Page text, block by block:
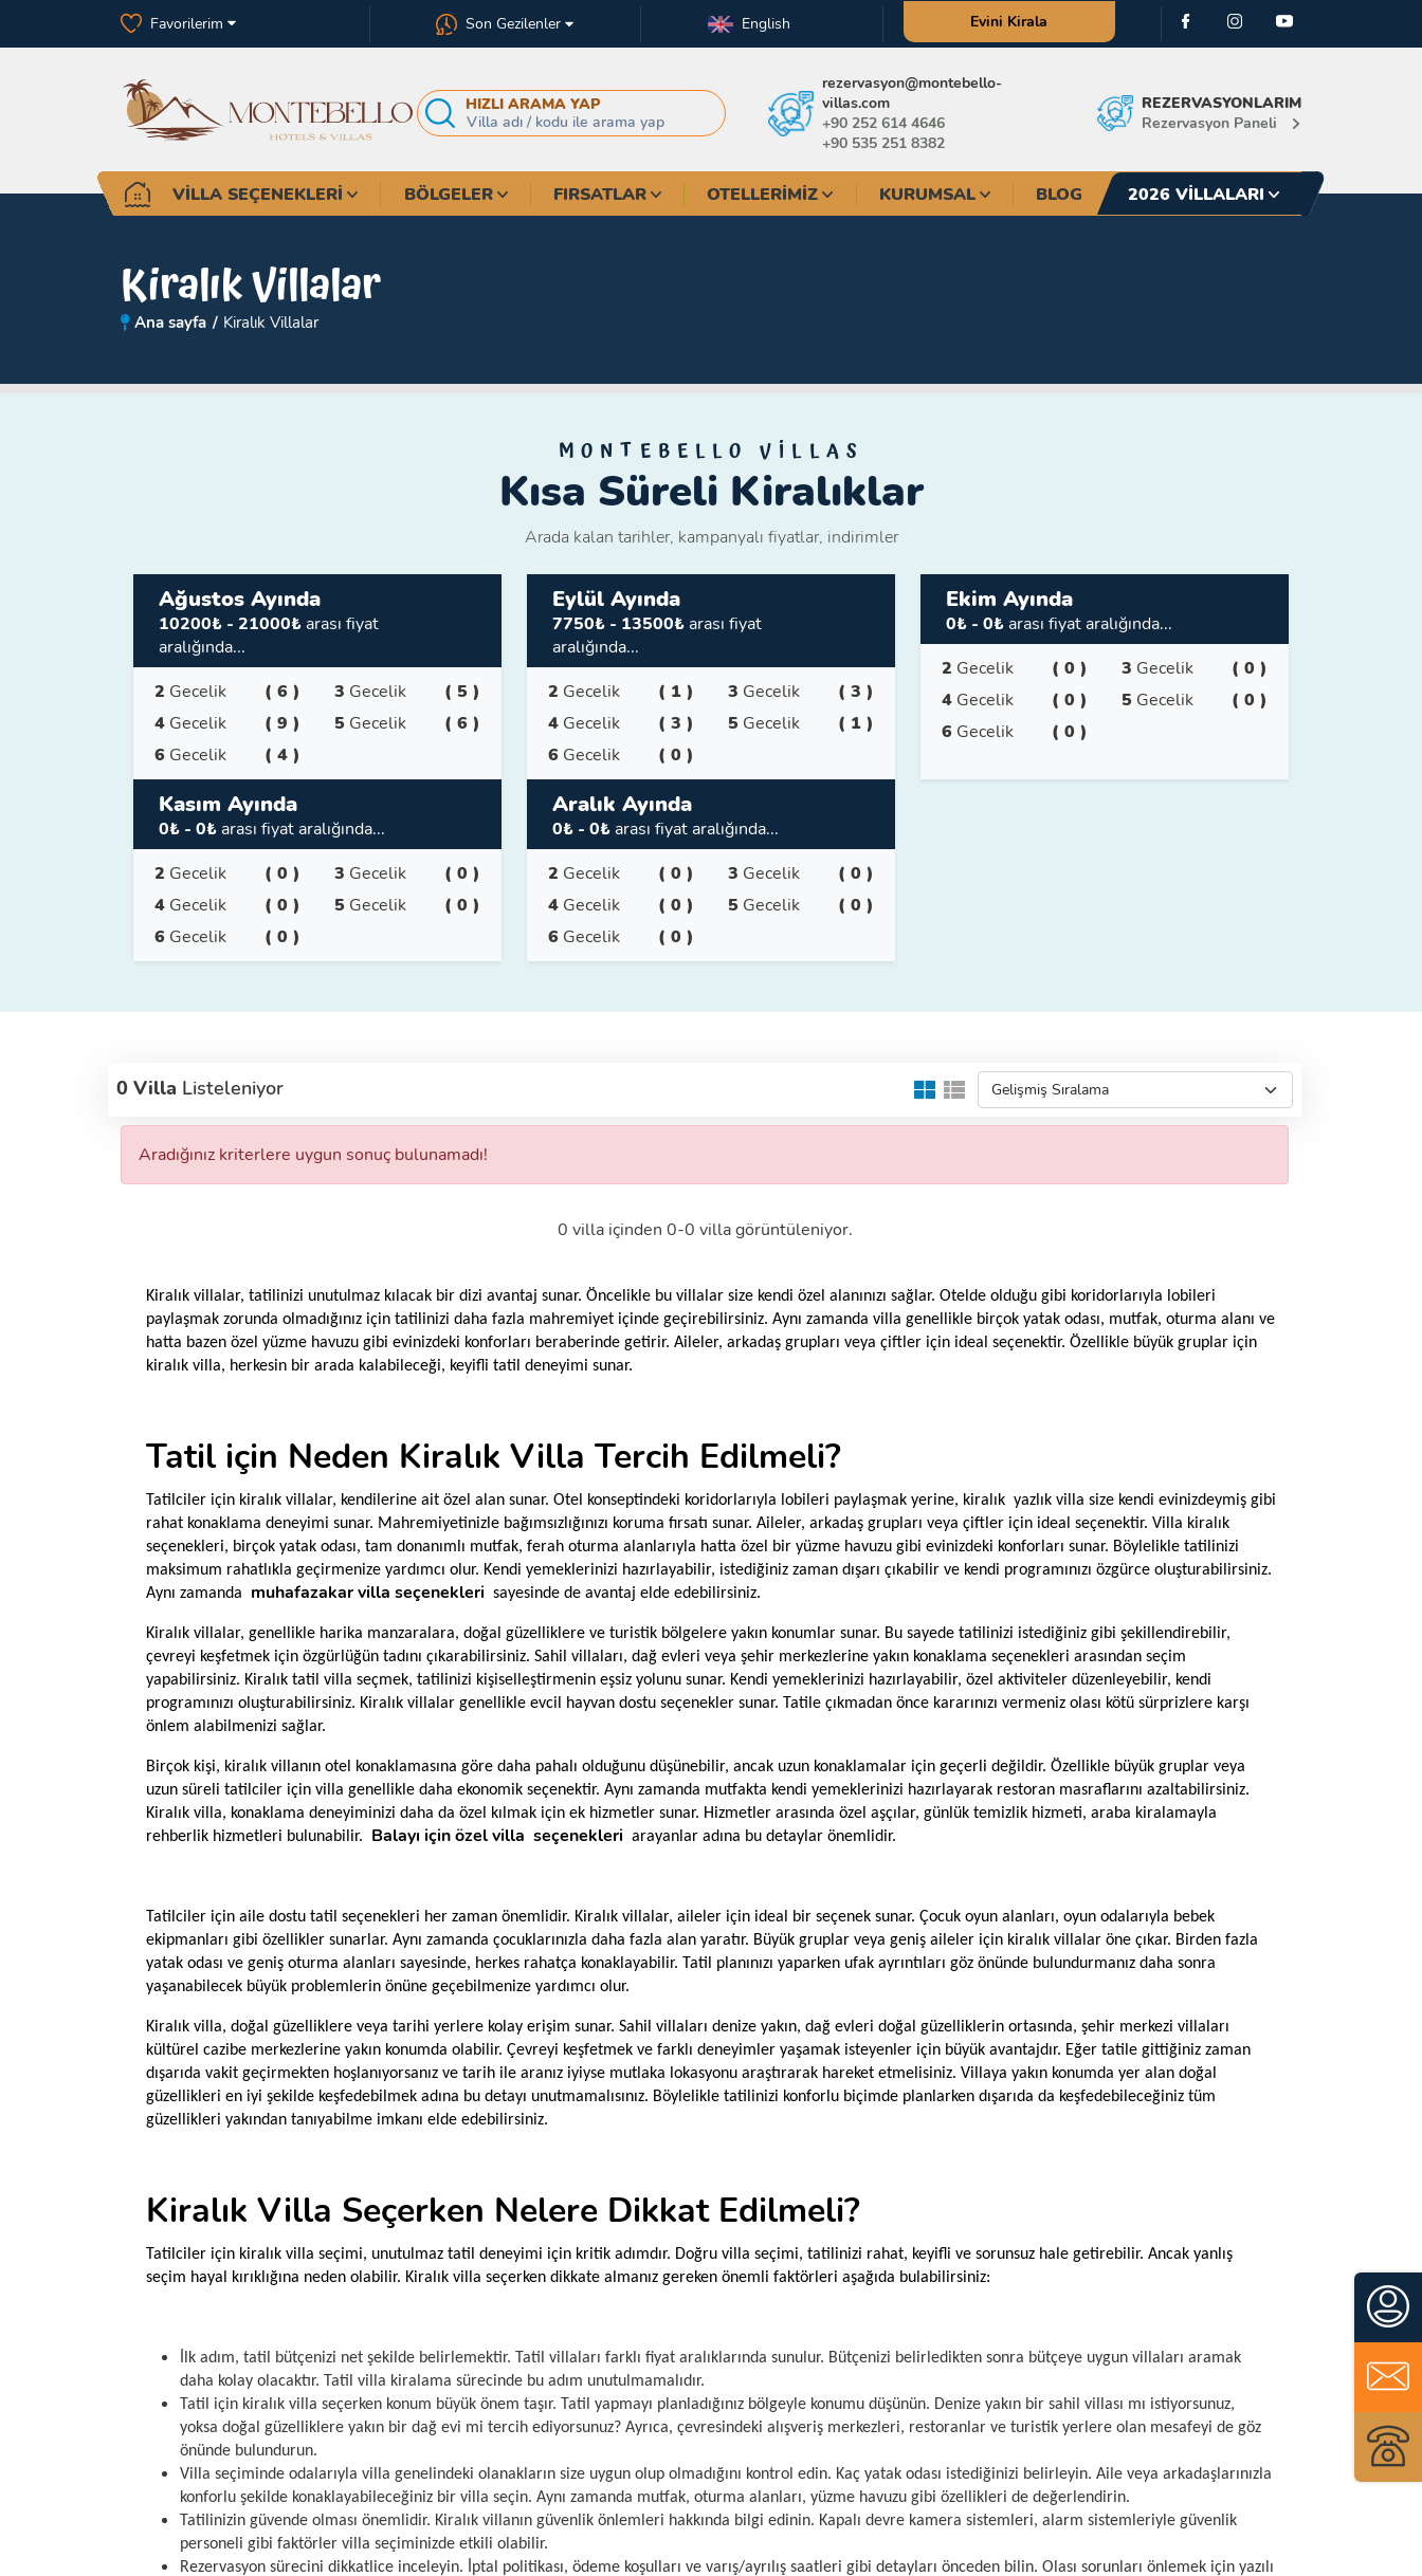
Favorilerim Son Gezilenler English Evini Kirala
HIZLI ARAMA YAP
rezervasyon@montebello-
villas.com
+90 252 614 4646
+90 535 251 8382
REZERVASYONLARIM
Rezervasyon Paneli
VILLA SEÇENEKLERI BÖLGELER FIRSATLAR OTELLERIMIZ KURUMSAL BLOG 2026 VILLALARI
Kiralık Villalar
Ana sayfa Kiralık Villalar
MONTEBELLO VİLLAS
Kısa Süreli Kiralıklar
Arada kalan tarihler, kampanyalı fiyatlar, indirimler
Ağustos Ayında
10200₺ - 21000₺arası fiyat
aralığında...
2 Gecelik ( 6 ) 3 Gecelik
( 5 )
4 Gecelik ( 9 ) 5 Gecelik
( 6 )
6 Gecelik ( 4 )
Eylül Ayında
7750₺ - 13500₺arası fiyat
aralığında...
2 Gecelik ( 1 ) 3 Gecelik
( 3 )
4 Gecelik ( 3 ) 5 Gecelik
( 1 )
6 Gecelik ( 0 )
Ekim Ayında
0₺ - 0₺arası fiyat aralığında...
2 Gecelik ( 0 ) 3 Gecelik
( 0 )
4 Gecelik ( 0 ) 5 Gecelik
( 0 )
6 Gecelik ( 0 )
Kasım Ayında
0₺ - 0₺arası fiyat aralığında...
2 Gecelik ( 0 ) 3 Gecelik
( 0 )
4 Gecelik ( 0 ) 5 Gecelik
( 0 )
6 Gecelik ( 0 )
Aralık Ayında
0₺ - 0₺arası fiyat aralığında...
2 Gecelik ( 0 ) 3 Gecelik
( 0 )
4 Gecelik ( 0 ) 5 Gecelik
( 0 )
6 Gecelik ( 0 )
0 Villa Listeleniyor
Aradığınız kriterlere uygun sonuç bulunamadı!
0 villa içinden 0-0 villa görüntüleniyor.
Kiralık villalar, tatilinizi unutulmaz kılacak bir dizi avantaj sunar. Öncelikle bu villalar size kendi özel alanınızı sağlar. Otelde olduğu gibi koridorlarıyla lobileri
paylaşmak zorunda olmadığınız için tatilinizi daha fazla mahremiyet içinde geçirebilirsiniz. Aynı zamanda villa genellikle birçok yatak odası, mutfak, oturma alanı ve
hatta bazen özel yüzme havuzu gibi evinizdeki konforları beraberinde getirir. Aileler, arkadaş grupları veya çiftler için ideal seçenektir. Özellikle büyük gruplar için
kiralık villa, herkesin bir arada kalabileceği, keyifli tatil deneyimi sunar.
Tatil için Neden Kiralık Villa Tercih Edilmeli?
Tatilciler için kiralık villalar, kendilerine ait özel alan sunar. Otel konseptindeki koridorlarıyla lobileri paylaşmak yerine, kiralık yazlık villa size kendi evinizdeymiş gibi
rahat konaklama deneyimi sunar. Mahremiyetinizle bağımsızlığınızı koruma fırsatı sunar. Aileler, arkadaş grupları veya çiftler için ideal seçenektir. Villa kiralık
seçenekleri, birçok yatak odası, tam donanımlı mutfak, ferah oturma alanlarıyla hatta özel bir yüzme havuzu gibi evinizdeki konforları sunar. Böylelikle tatilinizi
maksimum rahatlıkla geçirmenize yardımcı olur. Kendi yemeklerinizi hazırlayabilir, istediğiniz zaman dışarı çıkabilir ve kendi programınızı özgürce oluşturabilirsiniz.
Aynı zamanda muhafazakar villa seçenekleri sayesinde de avantaj elde edebilirsiniz.
Kiralık villalar, genellikle harika manzaralara, doğal güzelliklere ve turistik bölgelere yakın konumlar sunar. Bu sayede tatilinizi istediğiniz gibi şekillendirebilir,
çevreyi keşfetmek için özgürlüğün tadını çıkarabilirsiniz. Sahil villaları, dağ evleri veya şehir merkezlerine yakın konaklama seçenekleri arasından seçim
yapabilirsiniz. Kiralık tatil villa seçmek, tatilinizi kişiselleştirmenin eşsiz yolunu sunar. Kendi yemeklerinizi hazırlayabilir, özel aktiviteler düzenleyebilir, kendi
programınızı oluşturabilirsiniz. Kiralık villalar genellikle evcil hayvan dostu seçenekler sunar. Tatile çıkmadan önce kararınızı vermeniz olası kötü sürprizlere karşı
önlem alabilmenizi sağlar.
Birçok kişi, kiralık villanın otel konaklamasına göre daha pahalı olduğunu düşünebilir, ancak uzun konaklamalar için geçerli değildir. Özellikle büyük gruplar veya
uzun süreli tatilciler için villa genellikle daha ekonomik seçenektir. Aynı zamanda mutfakta kendi yemeklerinizi hazırlayarak restoran masraflarını azaltabilirsiniz.
Kiralık villa, konaklama deneyiminizi daha da özel kılmak için ek hizmetler sunar. Hizmetler arasında özel aşçılar, günlük temizlik hizmeti, araba kiralamayla
rehberlik hizmetleri bulunabilir. Balayı için özel villa seçenekleri arayanlar adına bu detaylar önemlidir.
Tatilciler için aile dostu tatil seçenekleri her zaman önemlidir. Kiralık villalar, aileler için ideal bir seçenek sunar. Çocuk oyun alanları, oyun odalarıyla bebek
ekipmanları gibi özellikler sunarlar. Aynı zamanda çocuklarınızla daha fazla alan yaratır. Büyük gruplar veya geniş aileler için kiralık villalar öne çıkar. Birden fazla
yatak odası ve geniş oturma alanları sayesinde, herkes rahatça konaklayabilir. Tatil planınızı yaparken ufak ayrıntıları göz önünde bulundurmanız daha sonra
yaşanabilecek büyük problemlerin önüne geçebilmenize yardımcı olur.
Kiralık villa, doğal güzelliklere veya tarihi yerlere kolay erişim sunar. Sahil villaları denize yakın, dağ evleri doğal güzelliklerin ortasında, şehir merkezi villaları
kültürel cazibe merkezlerine yakın konumda olabilir. Çevreyi keşfetmek ve farklı deneyimler yaşamak isteyenler için büyük avantajdır. Eğer tatile gittiğiniz zaman
dışarıda vakit geçirmekten hoşlanıyorsanız ve tarih ile aranız iyiyse mutlaka lokasyonu araştırarak hareket etmelisiniz. Villaya yakın konumda yer alan doğal
güzellikleri en iyi şekilde keşfedebilmek adına bu detayı unutmamalısınız. Böylelikle tatilinizi konforlu biçimde planlarken dışarıda da keşfedebileceğiniz tüm
güzellikleri yakından tanıyabilme imkanı elde edebilirsiniz.
Kiralık Villa Seçerken Nelere Dikkat Edilmeli?
Tatilciler için kiralık villa seçimi, unutulmaz tatil deneyimi için kritik adımdır. Doğru villa seçimi, tatilinizi rahat, keyifli ve sorunsuz hale getirebilir. Ancak yanlış
seçim hayal kırıklığına neden olabilir. Kiralık villa seçerken dikkate almanız gereken önemli faktörleri aşağıda bulabilirsiniz:
İlk adım, tatil bütçenizi net şekilde belirlemektir. Tatil villaları farklı fiyat aralıklarında sunulur. Bütçenizi belirledikten sonra bütçeye uygun villaları aramak
daha kolay olacaktır. Tatil villa kiralama sürecinde bu adım unutulmamalıdır.
Tatil için kiralık villa seçerken konum büyük önem taşır. Tatil yapmayı planladığınız bölgeyle konumu düşünün. Denize yakın bir sahil villası mı istiyorsunuz,
yoksa doğal güzelliklere yakın bir dağ evi mi tercih ediyorsunuz? Ayrıca, çevresindeki alışveriş merkezleri, restoranlar ve turistik yerlere olan mesafeyi de göz
önünde bulundurun.
Villa seçiminde odalarıyla villa genelindeki olanakların size uygun olup olmadığını kontrol edin. Kaç yatak odası istediğinizi belirleyin. Aile veya arkadaşlarınızla
konforlu şekilde konaklayabileceğiniz bir villa seçin. Aynı zamanda mutfak, oturma alanları, yüzme havuzu gibi özellikleri de değerlendirin.
Tatilinizin güvende olması önemlidir. Kiralık villanın güvenlik önlemleri hakkında bilgi edinin. Kapalı devre kamera sistemleri, alarm sistemleriyle güvenlik
personeli gibi faktörler villa seçiminizde etkili olabilir.
Rezervasyon sürecini dikkatlice inceleyin. İptal politikası, ödeme koşulları ve varış/ayrılış saatleri gibi detayları önceden bilin. Olası sorunları önlemek için yazılı